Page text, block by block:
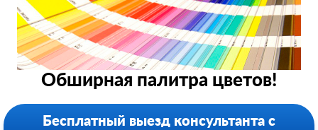
Обширная палитра цветов!
Бесплатный выезд консультанта с